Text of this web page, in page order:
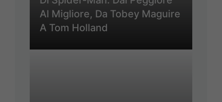
Al Migliore, Da Tobey Maguire
A Tom Holland